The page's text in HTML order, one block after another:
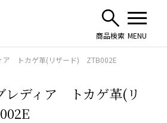
ア トカゲ革(リザード) ZTB002E
ディア トカゲ革(リ